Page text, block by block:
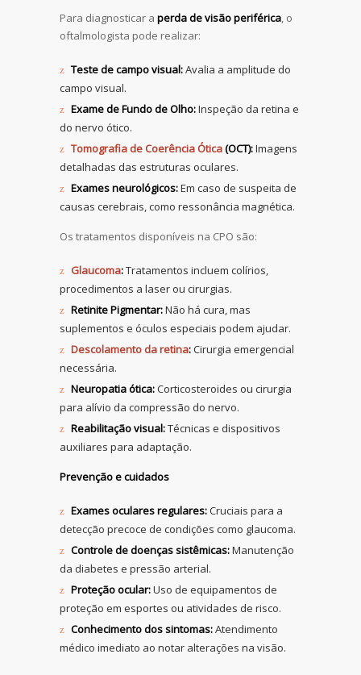
Para diagnosticar a perda de visão periférica, o
oftalmologista pode realizar:
Teste de campo visual:Avalia a amplitude do
campo visual.
Exame de Fundo de Olho:Inspeção da retina e
do nervo ótico.
Tomografia de Coerência Ótica(OCT):Imagens
detalhadas das estruturas oculares.
Exames neurológicos:Em caso de suspeita de
causas cerebrais, como ressonância magnética.
Os tratamentos disponíveis na CPO são:
Glaucoma:Tratamentos incluem colírios,
procedimentos a laser ou cirurgias.
Retinite Pigmentar:Não há cura, mas
suplementos e óculos especiais podem ajudar.
Descolamento da retina:Cirurgia emergencial
necessária.
Neuropatia ótica:Corticosteroides ou cirurgia
para alívio da compressão do nervo.
Reabilitação visual:Técnicas e dispositivos
auxiliares para adaptação.
Prevenção e cuidados
Exames oculares regulares:Cruciais para a
detecção precoce de condições como glaucoma.
Controle de doenças sistêmicas:Manutenção
da diabetes e pressão arterial.
Proteção ocular:Uso de equipamentos de
proteção em esportes ou atividades de risco.
Conhecimento dos sintomas:Atendimento
médico imediato ao notar alterações na visão.